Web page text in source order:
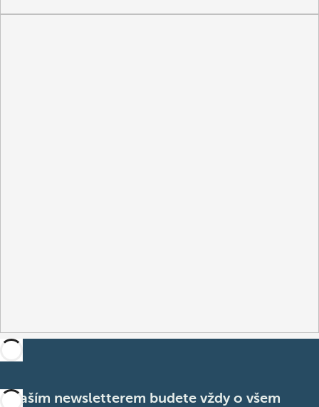
S naším newsletterem budete vždy o všem